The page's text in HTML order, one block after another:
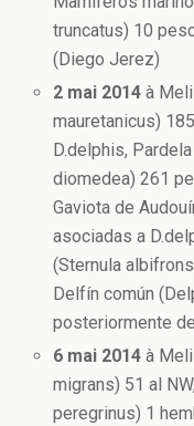
truncatus) 10
(Diego Jerez)
2 mai 2014 à
mauretanicus)
D.delphis,
diomedea) 261
Gaviota de
asociadas a
(Sternula
Delfín común
posteriormente
6 mai 2014 à
migrans) 51 al
peregrinus) 1